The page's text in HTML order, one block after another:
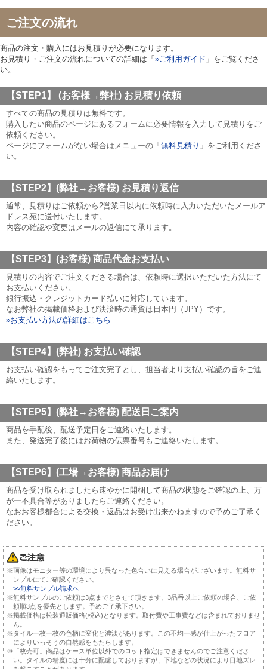
ご注文の流れ
商品の注文・購入にはお見積りが必要になります。
お見積り・ご注文の流れについての詳細は「 »ご利用ガイド 」をご覧くださ
い。
【STEP1】 (お客様→弊社) お見積り依頼
すべての商品の見積りは無料です。
購入したい商品のページにあるフォームに必要情報を入力して見積りをご
依頼ください。
ページにフォームがない場合はメニューの「 無料見積り 」をご利用くださ
い。
【STEP2】(弊社→お客様) お見積り返信
通常、見積りはご依頼から2営業日以内に依頼時に入力いただいたメールア
ドレス宛に送付いたします。
内容の確認や変更はメールの返信にて承ります。
【STEP3】(お客様) 商品代金お支払い
見積りの内容でご注文くださる場合は、依頼時に選択いただいた方法にて
お支払いください。
銀行振込・クレジットカード払いに対応しています。
なお弊社の掲載価格および決済時の通貨は日本円（JPY）です。
»お支払い方法の詳細はこちら
【STEP4】(弊社) お支払い確認
お支払い確認をもってご注文完了とし、担当者より支払い確認の旨をご連
絡いたします。
【STEP5】(弊社→お客様) 配送日ご案内
商品を手配後、配送予定日をご連絡いたします。
また、発送完了後にはお荷物の伝票番号もご連絡いたします。
【STEP6】(工場→お客様) 商品お届け
商品を受け取られましたら速やかに開梱して商品の状態をご確認の上、万
が一不具合等がありましたらご連絡ください。
なおお客様都合による交換・返品はお受け出来かねますので予めご了承く
ださい。
※画像はモニター等の環境により異なった色合いに見える場合がございます。無料サ
ンプルにてご確認ください。
>>無料サンプル請求へ
※無料サンプルのご依頼は3点までとさせて頂きます。3品番以上ご依頼の場合、ご依
頼順3点を優先とします。予めご了承下さい。
※掲載価格は松装通販価格(税込)となります。取付費や工事費などは含まれておりませ
ん。
※タイル一枚一枚の色柄に変化と濃淡があります。この不均一感が仕上がったフロア
によりいっそうの自然感をもたらします。
※「枚売可」商品はケース単位以外でのロット指定はできませんのでご注意くださ
い。タイルの精度には十分に配慮しておりますが、下地などの状況により目地ズレ